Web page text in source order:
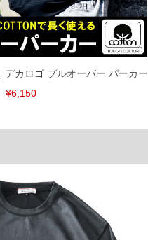
りますので、予めご了承下さい。
ます。(例：裾にファスナーや調
内にご連絡ください。
デカロゴ プルオーバー パーカー
¥6,150